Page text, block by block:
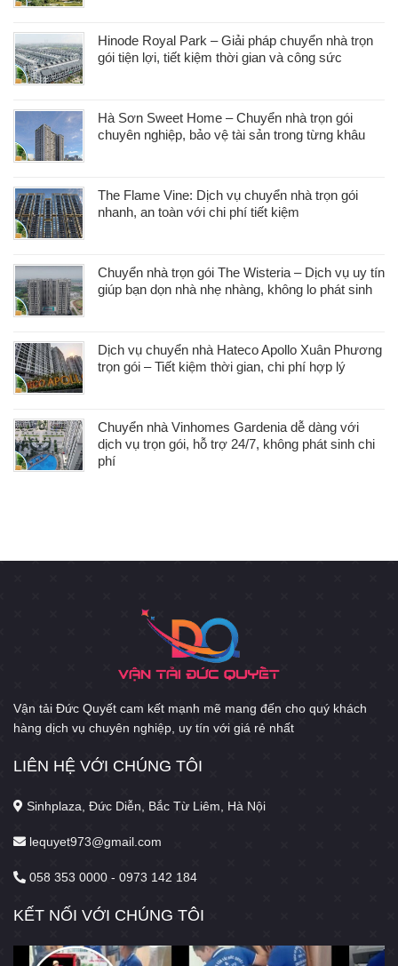
Hinode Royal Park – Giải pháp chuyển nhà trọn
gói tiện lợi, tiết kiệm thời gian và công sức
Hà Sơn Sweet Home – Chuyển nhà trọn gói
chuyên nghiệp, bảo vệ tài sản trong từng khâu
The Flame Vine: Dịch vụ chuyển nhà trọn gói
nhanh, an toàn với chi phí tiết kiệm
Chuyển nhà trọn gói The Wisteria – Dịch vụ uy tín
giúp bạn dọn nhà nhẹ nhàng, không lo phát sinh
Dịch vụ chuyển nhà Hateco Apollo Xuân Phương
trọn gói – Tiết kiệm thời gian, chi phí hợp lý
Chuyển nhà Vinhomes Gardenia dễ dàng với
dịch vụ trọn gói, hỗ trợ 24/7, không phát sinh chi
phí
Vận tải Đức Quyết cam kết mạnh mẽ mang đến cho quý khách
hàng dịch vụ chuyên nghiệp, uy tín với giá rẻ nhất
LIÊN HỆ VỚI CHÚNG TÔI
Sinhplaza, Đức Diễn, Bắc Từ Liêm, Hà Nội
lequyet973@gmail.com
058 353 0000 - 0973 142 184
KẾT NỐI VỚI CHÚNG TÔI